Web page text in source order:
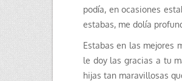
podía, en ocasiones
estabas, me dolía
Estabas en las mejores
le doy las gracias a tu
hijas tan maravillosas